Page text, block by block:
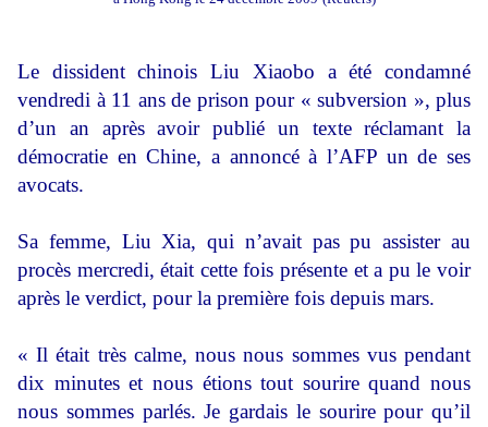
Le dissident chinois Liu Xiaobo a été condamné
vendredi à 11 ans de prison pour « subversion », plus
d’un an après avoir publié un texte réclamant la
démocratie en Chine, a annoncé à l’AFP un de ses
avocats.
Sa femme, Liu Xia, qui n’avait pas pu assister au
procès mercredi, était cette fois présente et a pu le voir
après le verdict, pour la première fois depuis mars.
« Il était très calme, nous nous sommes vus pendant
dix minutes et nous étions tout sourire quand nous
nous sommes parlés. Je gardais le sourire pour qu’il